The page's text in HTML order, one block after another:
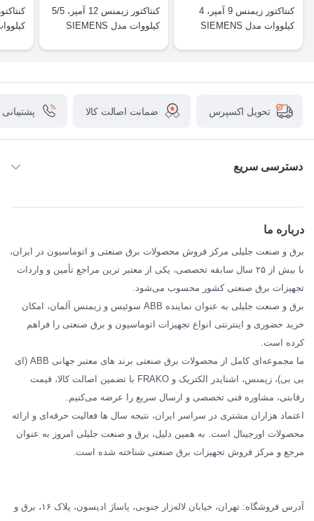
کنتاکتور زیمنس 9 آمپر، 4
کیلووات مدل SIEMENS
کنتاکتور زیمنس 12 آمپر، 5/5
کیلووات مدل SIEMENS
تحویل اکسپرس ضمانت اصالت کالا
دسترسی سریع
SCHNEIDER
فراکو FRAKO
مقالات تخصصی برق صنعتی
درباره ما
برق و صنعت جلیلی مرکز فروش محصولات برق صنعتی و اتوماسیون در ایران،
با بیش از ۲۵ سال سابقه تخصصی، یکی از معتبر ترین مراجع تأمین و واردات
تجهیزات برق صنعتی کشور محسوب می‌شود.
برق و صنعت جلیلی به عنوان نماینده ABB سوئیس و زیمنس آلمان، امکان
خرید حضوری و اینترنتی انواع تجهیزات اتوماسیون و برق صنعتی را فراهم
کرده است.
ما مجموعه‌ای کامل از محصولات برق صنعتی برند های معتبر جهانی ABB (ای
بی بی)، زیمنس، اشنایدر الکتریک و FRAKO با تضمین اصالت کالا، قیمت
رقابتی، مشاوره فنی تخصصی و ارسال سریع را عرضه می‌کنیم.
اعتماد هزاران مشتری در سراسر ایران، نتیجه سال ها فعالیت حرفه‌ای و ارائه
محصولات اورجینال است. به همین دلیل، برق و صنعت جلیلی امروز به عنوان
مرجع و مرکز فروش تجهیزات برق صنعتی شناخته شده است.
آدرس فروشگاه: تهران، خیابان لاله‌زار جنوبی، پاساژ ادیسون، پلاک ۱۶، برق و